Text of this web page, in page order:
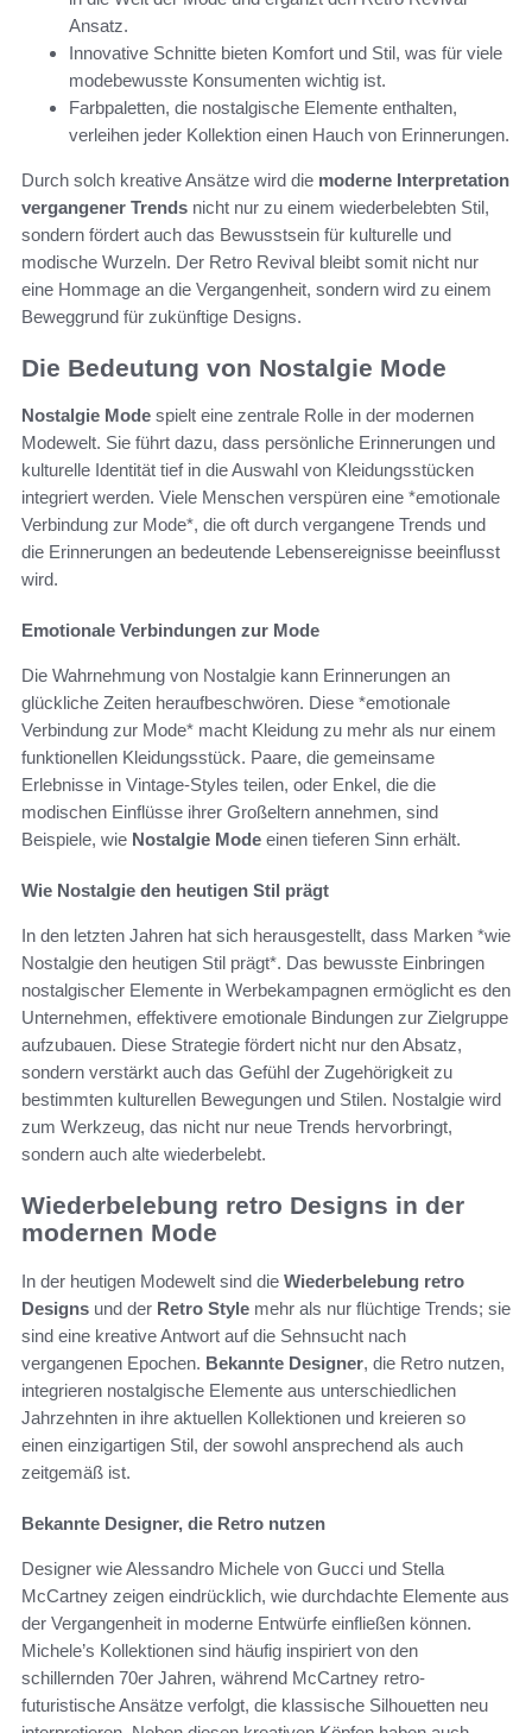
Ansatz.
Innovative Schnitte bieten Komfort und Stil, was für viele
modebewusste Konsumenten wichtig ist.
Farbpaletten, die nostalgische Elemente enthalten,
verleihen jeder Kollektion einen Hauch von Erinnerungen.
Durch solch kreative Ansätze wird die moderne Interpretation
vergangener Trends nicht nur zu einem wiederbelebten Stil,
sondern fördert auch das Bewusstsein für kulturelle und
modische Wurzeln. Der Retro Revival bleibt somit nicht nur
eine Hommage an die Vergangenheit, sondern wird zu einem
Beweggrund für zukünftige Designs.
Die Bedeutung von Nostalgie Mode
Nostalgie Mode spielt eine zentrale Rolle in der modernen
Modewelt. Sie führt dazu, dass persönliche Erinnerungen und
kulturelle Identität tief in die Auswahl von Kleidungsstücken
integriert werden. Viele Menschen verspüren eine *emotionale
Verbindung zur Mode*, die oft durch vergangene Trends und
die Erinnerungen an bedeutende Lebensereignisse beeinflusst
wird.
Emotionale Verbindungen zur Mode
Die Wahrnehmung von Nostalgie kann Erinnerungen an
glückliche Zeiten heraufbeschwören. Diese *emotionale
Verbindung zur Mode* macht Kleidung zu mehr als nur einem
funktionellen Kleidungsstück. Paare, die gemeinsame
Erlebnisse in Vintage-Styles teilen, oder Enkel, die die
modischen Einflüsse ihrer Großeltern annehmen, sind
Beispiele, wie Nostalgie Mode einen tieferen Sinn erhält.
Wie Nostalgie den heutigen Stil prägt
In den letzten Jahren hat sich herausgestellt, dass Marken *wie
Nostalgie den heutigen Stil prägt*. Das bewusste Einbringen
nostalgischer Elemente in Werbekampagnen ermöglicht es den
Unternehmen, effektivere emotionale Bindungen zur Zielgruppe
aufzubauen. Diese Strategie fördert nicht nur den Absatz,
sondern verstärkt auch das Gefühl der Zugehörigkeit zu
bestimmten kulturellen Bewegungen und Stilen. Nostalgie wird
zum Werkzeug, das nicht nur neue Trends hervorbringt,
sondern auch alte wiederbelebt.
Wiederbelebung retro Designs in der
modernen Mode
In der heutigen Modewelt sind die Wiederbelebung retro
Designs und der Retro Style mehr als nur flüchtige Trends; sie
sind eine kreative Antwort auf die Sehnsucht nach
vergangenen Epochen. Bekannte Designer, die Retro nutzen,
integrieren nostalgische Elemente aus unterschiedlichen
Jahrzehnten in ihre aktuellen Kollektionen und kreieren so
einen einzigartigen Stil, der sowohl ansprechend als auch
zeitgemäß ist.
Bekannte Designer, die Retro nutzen
Designer wie Alessandro Michele von Gucci und Stella
McCartney zeigen eindrücklich, wie durchdachte Elemente aus
der Vergangenheit in moderne Entwürfe einfließen können.
Michele’s Kollektionen sind häufig inspiriert von den
schillernden 70er Jahren, während McCartney retro-
futuristische Ansätze verfolgt, die klassische Silhouetten neu